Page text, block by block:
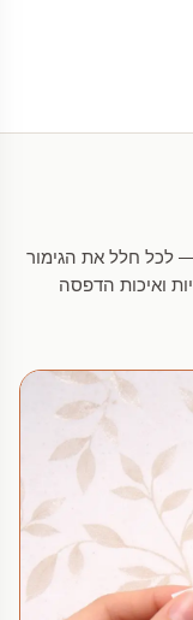
לכל חלל את הגימור
ואיכות הדפסה